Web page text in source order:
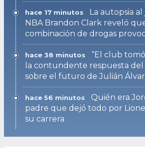
hace 17 minutos
La autopsia
NBA Brandon Clark reveló
combinación de drogas
hace 38 minutos
“El club
la contundente respuesta del
sobre el futuro de Julián
hace 56 minutos
Quién era
padre que dejó todo por
su carrera